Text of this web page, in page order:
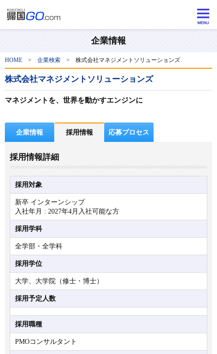
企業情報
HOME > 企業検索 > 株式会社マネジメントソリューションズ
株式会社マネジメントソリューションズ
マネジメントを、世界を動かすエンジンに
企業情報 採用情報 応募プロセス
採用情報詳細
採用対象
新卒 インターンシップ
入社年月 : 2027年4月入社可能な方
採用学科
全学部・全学科
採用学位
大学、大学院（修士・博士）
採用予定人数
採用職種
PMOコンサルタント